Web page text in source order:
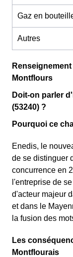
Gaz en
Autres
Montflours
Doit-on parler
(53240) ?
Pourquoi ce
Enedis, le
de se distinguer
concurrence en
l'entreprise de
d'acteur majeur
et dans le
la fusion des
Les
Montflourais